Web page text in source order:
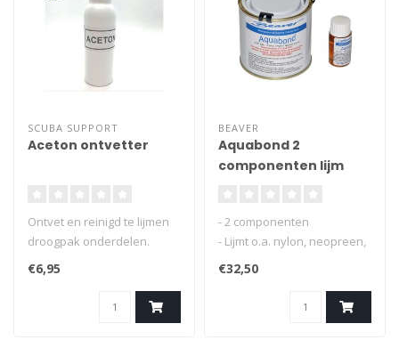
SCUBA SUPPORT
Aceton ontvetter
Ontvet en reinigd te lijmen
droogpak onderdelen.
€6,95
BEAVER
Aquabond 2
componenten lijm
- 2 componenten
- Lijmt o.a. nylon, neopreen,
latex, hypalon
- Voor droogpakken,
rubberboten etc.
€32,50